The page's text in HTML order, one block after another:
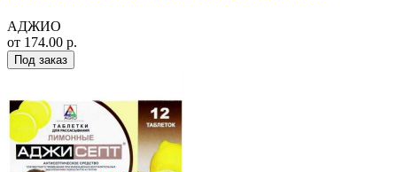
АДЖИО
от 174.00 р.
Под заказ